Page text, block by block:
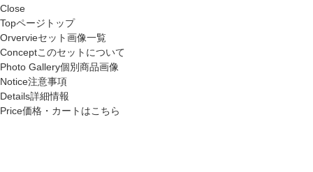
Close
Topページトップ
Orvervieセット画像一覧
Conceptこのセットについて
Photo Gallery個別商品画像
Notice注意事項
Details詳細情報
Price価格・カートはこちら